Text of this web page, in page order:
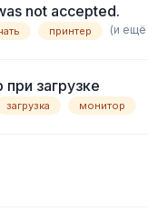
not accepted.
принтер (и ещё
загрузке
загрузка монитор